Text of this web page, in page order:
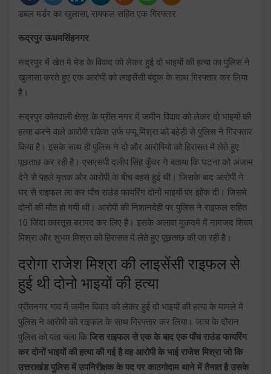
डबल मर्डर का खुलासा, रायफल सहित एक गिरफ्तार
रूद्रपुर ऊधमसिंहनगर
रूद्रपुर में खेत मे मेड के विवाद को लेकर हुई दो भाइयों की हत्या का पुलिस ने
खुलासा करते हुए एक आरोपी को लाइसेंसी बंदूक के साथ गिरफ्तार कर लिया
है।
रूद्रपुर कोतवाली क्षेत्र के प्रीत नगर में जमीन विवाद को लेकर दो भाइयों की
हत्या करने वाले आरोपी राकेश उर्फ पप्पू मिश्रा को बहेड़ी से पुलिस ने गिरफ्तार
किया है। इसके साथ ही पुलिस ने दो और आरोपियो को हिरासत में लेते हुए
पूछताछ कर रही है। एसएसपी दलीप सिंह कुँवर ने बताया कि घटना को अंजाम
देने से पहले मृतक ओर आरोपी के बीच बहस हुई थी। जिसके बाद आरोपी ने
घर से राइफल ला कर पाँच राउंड फायरिंग दोनों भाइयों पर झोंक दी। जिसमे
दोनों की मौत हो गयी थी। आरोपी की निशानदेही पर पुलिस ने राइफल सहित
10 जिंदा कारतूस बरामद कर लिए है। इसके अलावा मुकदमे में नामजद शिवम
मिश्रा और शुभम मिश्रा को हिरासत में लेते हुए पूछताछ की जा रही है।
दरोगा राजेश मिश्रा की लाइसेंसी राइफल से
हुई थी दोनो भाइयों की हत्या
प्रीतनगर गाव में जमीन विवाद को लेकर हुई दो भाइयों की हत्या के मामले में
पुलिस ने आरोपी को राइफल के साथ गिरफ्तार कर लिया। जाच के दौरान
पुलिस को पता चला कि जिस राइफल से एक के बाद एक पाँच राउंड फायरिंग
कर दोनों भाइयों की हत्या की गई है वह आरोपी के भाई राजेश मिश्रा जो कि
उत्तराखंड पुलिस में उपनिरीक्षक के पद पर काठगोदाम थाने में तैनात है उसके